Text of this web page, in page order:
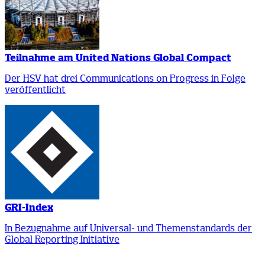
Teilnahme am United Nations Global Compact
Der HSV hat drei Communications on Progress in Folge
veröffentlicht
GRI-Index
In Bezugnahme auf Universal- und Themenstandards der
Global Reporting Initiative